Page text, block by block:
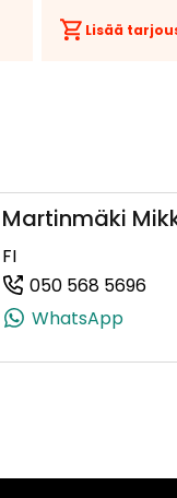
Lisää
0503038589,
Martinmäki
FI
050 568 5696
WhatsApp